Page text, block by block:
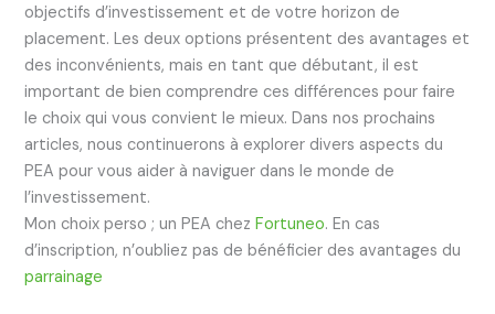
objectifs d’investissement et de votre horizon de
placement. Les deux options présentent des avantages et
des inconvénients, mais en tant que débutant, il est
important de bien comprendre ces différences pour faire
le choix qui vous convient le mieux. Dans nos prochains
articles, nous continuerons à explorer divers aspects du
PEA pour vous aider à naviguer dans le monde de
l’investissement.
Mon choix perso ; un PEA chezFortuneo. En cas
d’inscription, n’oubliez pas de bénéficier des avantages du
parrainage